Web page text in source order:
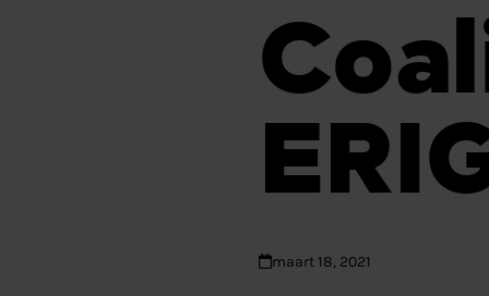
maart 18, 2021